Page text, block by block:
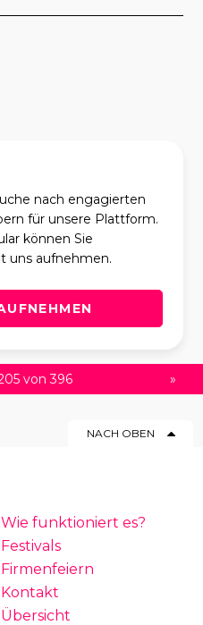
nach engagierten
für unsere Plattform.
können Sie
uns aufnehmen.
von 396 »
NACH OBEN
Wie funktioniert es?
Festivals
Firmenfeiern
Kontakt
Übersicht